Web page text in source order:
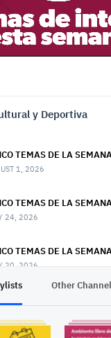
y Deportiva
TEMAS DE LA
1, 2026
TEMAS DE LA
24, 2026
TEMAS DE LA
20, 2026
Other